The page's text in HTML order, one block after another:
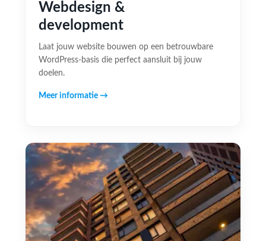
Webdesign &
development
Laat jouw website bouwen op een betrouwbare
WordPress-basis die perfect aansluit bij jouw
doelen.
Meer informatie →